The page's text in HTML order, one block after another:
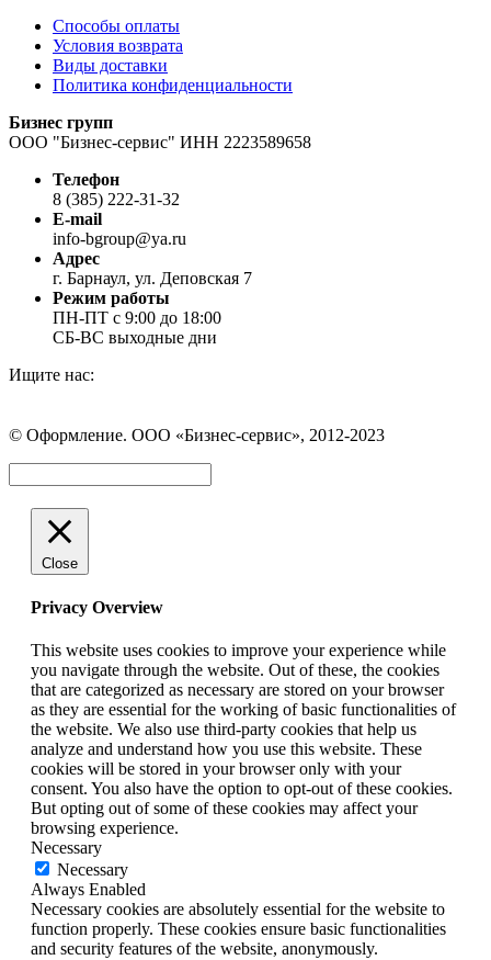
Способы оплаты
Условия возврата
Виды доставки
Политика конфиденциальности
Бизнес групп
ООО "Бизнес-сервис" ИНН 2223589658
Телефон
8 (385) 222-31-32
E-mail
info-bgroup@ya.ru
Адрес
г. Барнаул, ул. Деповская 7
Режим работы
ПН-ПТ с 9:00 до 18:00
СБ-ВС выходные дни
Ищите нас:
Вконтакте
открывается
в
новом
окне
WhatsApp
открывается
в
новом
окне
Telegram
открывается
в
новом
окне
© Оформление. ООО «Бизнес-сервис», 2012-2023
Close
Privacy Overview
This website uses cookies to improve your experience while
you navigate through the website. Out of these, the cookies
that are categorized as necessary are stored on your browser
as they are essential for the working of basic functionalities of
the website. We also use third-party cookies that help us
analyze and understand how you use this website. These
cookies will be stored in your browser only with your
consent. You also have the option to opt-out of these cookies.
But opting out of some of these cookies may affect your
browsing experience.
Necessary
Necessary
Always Enabled
Necessary cookies are absolutely essential for the website to
function properly. These cookies ensure basic functionalities
and security features of the website, anonymously.